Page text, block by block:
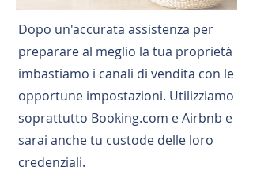
Dopo un'accurata assistenza per
preparare al meglio la tua proprietà
imbastiamo i canali di vendita con le
opportune impostazioni. Utilizziamo
soprattutto Booking.com e Airbnb e
sarai anche tu custode delle loro
credenziali.